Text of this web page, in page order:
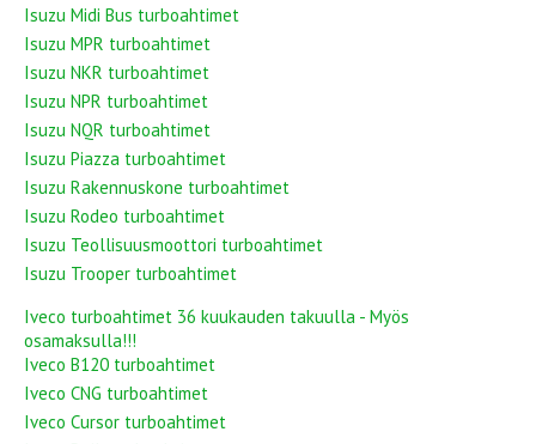
Isuzu Midi Bus turboahtimet
Isuzu MPR turboahtimet
Isuzu NKR turboahtimet
Isuzu NPR turboahtimet
Isuzu NQR turboahtimet
Isuzu Piazza turboahtimet
Isuzu Rakennuskone turboahtimet
Isuzu Rodeo turboahtimet
Isuzu Teollisuusmoottori turboahtimet
Isuzu Trooper turboahtimet
Iveco turboahtimet 36 kuukauden takuulla - Myös
osamaksulla!!!
Iveco B120 turboahtimet
Iveco CNG turboahtimet
Iveco Cursor turboahtimet